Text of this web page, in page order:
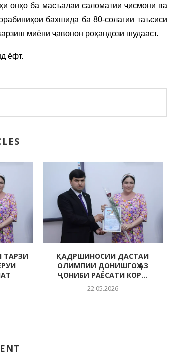
онҳо ба масъалаи саломатии ҷисмонӣ ва
бахшида ба 80-солагии таъсиси
миёни ҷавонон роҳандозӣ шудааст.
ёфт.
ТАРЗИ
ҚАДРШИНОСИИ ДАСТАИ
ОЛИМПИИ ДОНИШГОҲ АЗ
ҶОНИБИ РАЁСАТИ КОР...
22.05.2026